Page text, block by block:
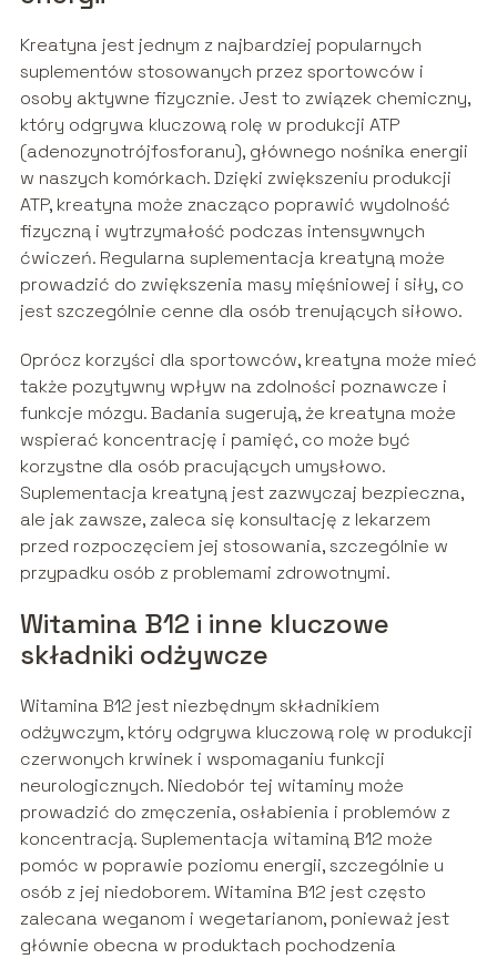
Kreatyna jest jednym z najbardziej popularnych
suplementów stosowanych przez sportowców i
osoby aktywne fizycznie. Jest to związek chemiczny,
który odgrywa kluczową rolę w produkcji ATP
(adenozynotrójfosforanu), głównego nośnika energii
w naszych komórkach. Dzięki zwiększeniu produkcji
ATP, kreatyna może znacząco poprawić wydolność
fizyczną i wytrzymałość podczas intensywnych
ćwiczeń. Regularna suplementacja kreatyną może
prowadzić do zwiększenia masy mięśniowej i siły, co
jest szczególnie cenne dla osób trenujących siłowo.
Oprócz korzyści dla sportowców, kreatyna może mieć
także pozytywny wpływ na zdolności poznawcze i
funkcje mózgu. Badania sugerują, że kreatyna może
wspierać koncentrację i pamięć, co może być
korzystne dla osób pracujących umysłowo.
Suplementacja kreatyną jest zazwyczaj bezpieczna,
ale jak zawsze, zaleca się konsultację z lekarzem
przed rozpoczęciem jej stosowania, szczególnie w
przypadku osób z problemami zdrowotnymi.
Witamina B12 i inne kluczowe
składniki odżywcze
Witamina B12 jest niezbędnym składnikiem
odżywczym, który odgrywa kluczową rolę w produkcji
czerwonych krwinek i wspomaganiu funkcji
neurologicznych. Niedobór tej witaminy może
prowadzić do zmęczenia, osłabienia i problemów z
koncentracją. Suplementacja witaminą B12 może
pomóc w poprawie poziomu energii, szczególnie u
osób z jej niedoborem. Witamina B12 jest często
zalecana weganom i wegetarianom, ponieważ jest
głównie obecna w produktach pochodzenia